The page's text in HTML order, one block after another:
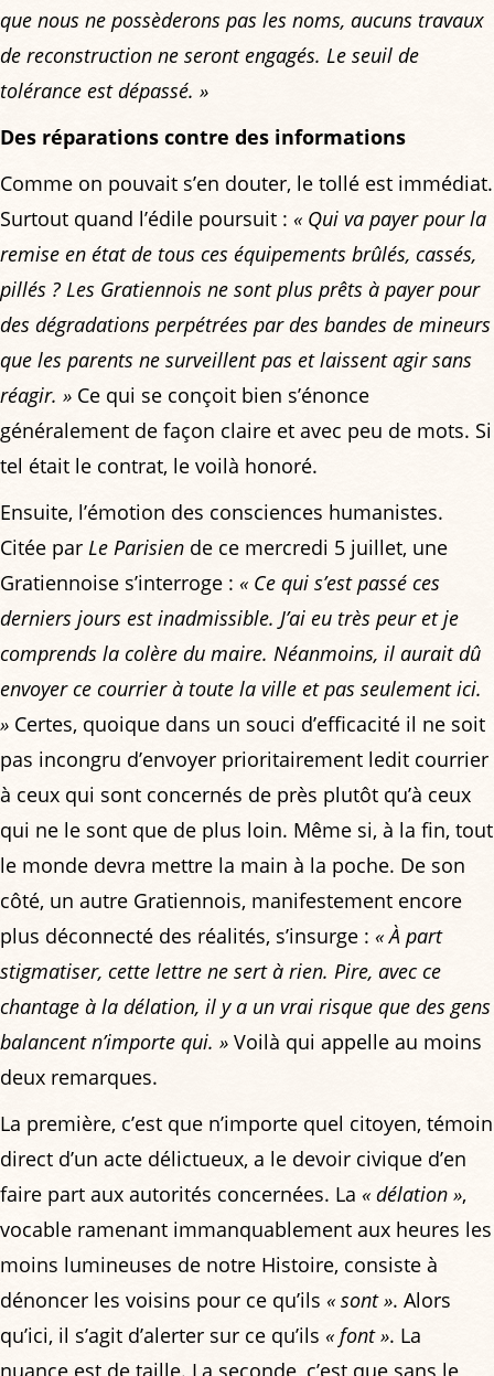
que nous ne possèderons pas les noms, aucuns travaux
de reconstruction ne seront engagés. Le seuil de
tolérance est dépassé. »
Des réparations contre des informations
Comme on pouvait s’en douter, le tollé est immédiat.
Surtout quand l’édile poursuit : « Qui va payer pour la
remise en état de tous ces équipements brûlés, cassés,
pillés ? Les Gratiennois ne sont plus prêts à payer pour
des dégradations perpétrées par des bandes de mineurs
que les parents ne surveillent pas et laissent agir sans
réagir. » Ce qui se conçoit bien s’énonce
généralement de façon claire et avec peu de mots. Si
tel était le contrat, le voilà honoré.
Ensuite, l’émotion des consciences humanistes.
Citée par Le Parisien de ce mercredi 5 juillet, une
Gratiennoise s’interroge : « Ce qui s’est passé ces
derniers jours est inadmissible. J’ai eu très peur et je
comprends la colère du maire. Néanmoins, il aurait dû
envoyer ce courrier à toute la ville et pas seulement ici.
» Certes, quoique dans un souci d’efficacité il ne soit
pas incongru d’envoyer prioritairement ledit courrier
à ceux qui sont concernés de près plutôt qu’à ceux
qui ne le sont que de plus loin. Même si, à la fin, tout
le monde devra mettre la main à la poche. De son
côté, un autre Gratiennois, manifestement encore
plus déconnecté des réalités, s’insurge : « À part
stigmatiser, cette lettre ne sert à rien. Pire, avec ce
chantage à la délation, il y a un vrai risque que des gens
balancent n’importe qui. » Voilà qui appelle au moins
deux remarques.
La première, c’est que n’importe quel citoyen, témoin
direct d’un acte délictueux, a le devoir civique d’en
faire part aux autorités concernées. La « délation »,
vocable ramenant immanquablement aux heures les
moins lumineuses de notre Histoire, consiste à
dénoncer les voisins pour ce qu’ils « sont ». Alors
qu’ici, il s’agit d’alerter sur ce qu’ils « font ». La